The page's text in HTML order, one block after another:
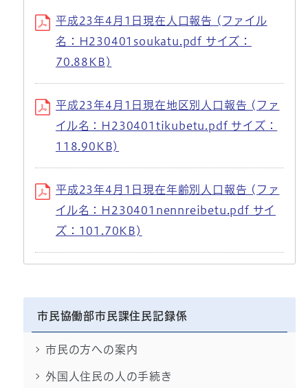
平成23年4月1日現在人口報告 (ファイル
名：H230401soukatu.pdf サイズ：
70.88KB)
平成23年4月1日現在地区別人口報告 (ファ
イル名：H230401tikubetu.pdf サイズ：
118.90KB)
平成23年4月1日現在年齢別人口報告 (ファ
イル名：H230401nennreibetu.pdf サイ
ズ：101.70KB)
市民協働部市民課住民記録係
市民の方への案内
外国人住民の人の手続き